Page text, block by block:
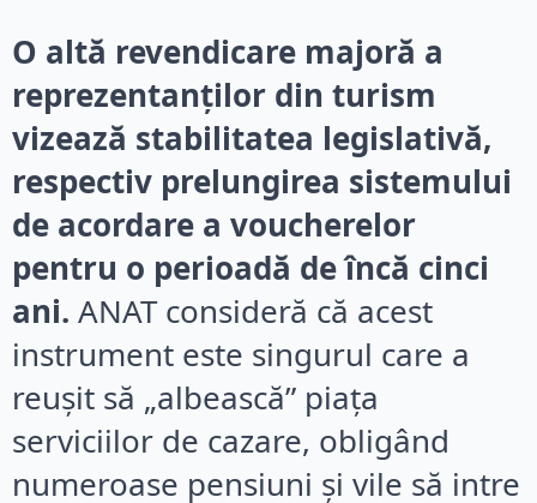
O altă revendicare majoră a
reprezentanților din turism
vizează stabilitatea legislativă,
respectiv prelungirea sistemului
de acordare a voucherelor
pentru o perioadă de încă cinci
ani. ANAT consideră că acest
instrument este singurul care a
reușit să „albească” piața
serviciilor de cazare, obligând
numeroase pensiuni și vile să intre